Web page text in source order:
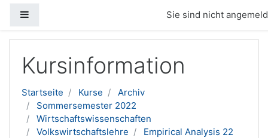
Sie sind nicht
Kursinformation
Startseite Kurse
Archiv
Sommersemester 2022
Wirtschaftswissenschaften
Volkswirtschaftslehre
Empirical Analysis 22